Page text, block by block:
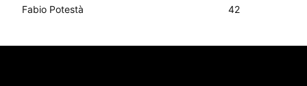
Fabio Potestà
42